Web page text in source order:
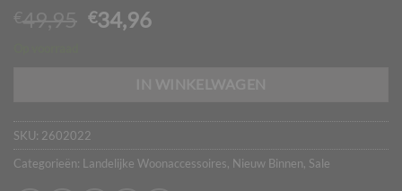
Oorspronkelijke
€34,96Huidige
SKU: 2602022
Categorieën: Landelijke Woonaccessoires, Nieuw Binnen, Sale